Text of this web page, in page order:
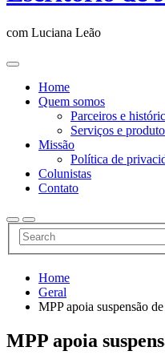
com Luciana Leão
Home
Quem somos
Parceiros e
Serviços e
Missão
Política de
Colunistas
Contato
Home
Geral
MPP apoia suspensão
MPP apoia